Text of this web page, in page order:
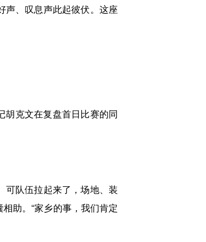
、叹息声此起彼伏。这座
克文在复盘首日比赛的同
队伍拉起来了，场地、装
助。“家乡的事，我们肯定